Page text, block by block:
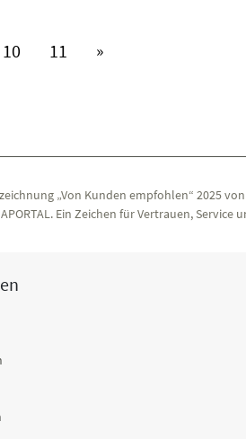
10 (aktiv)
11 (aktiv)
»
„Von Kunden empfohlen“ 2025
Ein Zeichen für Vertrauen,